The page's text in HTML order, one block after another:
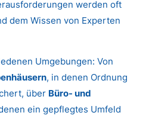
werden oft
dem Wissen von Experten
Umgebungen: Von
, in denen Ordnung
über Büro- und
ein gepflegtes Umfeld